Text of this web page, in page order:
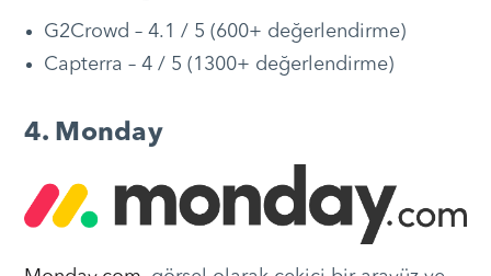
G2Crowd – 4.1 / 5 (600+ değerlendirme)
Capterra – 4 / 5 (1300+ değerlendirme)
4. Monday